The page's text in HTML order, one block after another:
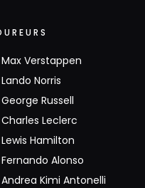
Max Verstappen
Lando Norris
George Russell
Charles Leclerc
Lewis Hamilton
Fernando Alonso
Andrea Kimi Antonelli